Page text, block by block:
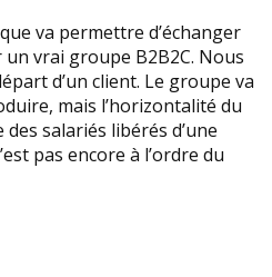
va permettre d’échanger
vrai groupe B2B2C. Nous
d’un client. Le groupe va
mais l’horizontalité du
salariés libérés d’une
pas encore à l’ordre du